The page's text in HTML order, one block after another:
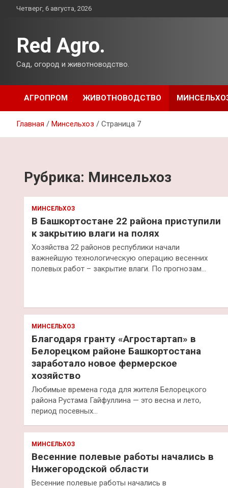
ПерейтиЧетверг, 6 августа, 2026
Red Agro.
Сад, огород и животноводство.
АГРОПРОМ ЖИВОТНОВОДСТВО
Главная Минсельхоз Страница 7
Рубрика: Минсельхоз
МИНСЕЛЬХОЗ
В Башкортостане 22 района приступили
к закрытию влаги на полях
Хозяйства 22 районов республики начали
важнейшую технологическую операцию весенних
полевых работ – закрытие влаги. По прогнозам…
МИНСЕЛЬХОЗ
Благодаря гранту «Агростартап» в
Белорецком районе Башкортостана
заработало новое фермерское
хозяйство
Любимые времена года для жителя Белорецкого
района Рустама Гайфуллина — это весна и лето,
период посевных…
МИНСЕЛЬХОЗ
Весенние полевые работы начались в
Нижегородской области
Весенние полевые работы начались в